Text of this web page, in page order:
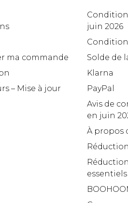
ma commande
– Mise à jour
juin 2026
Solde de
Klarna
PayPal
Avis de
en juin
À propos
essentiels